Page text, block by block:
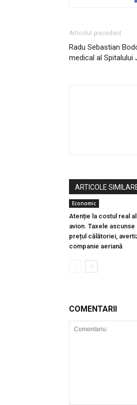
Articolul precedent
Radu Sebastian
medical al Spitalului
ARTICOLE
Economic
Atenție la costul real
avion. Taxele
prețul călătoriei,
companie aeriană
COMENTARII